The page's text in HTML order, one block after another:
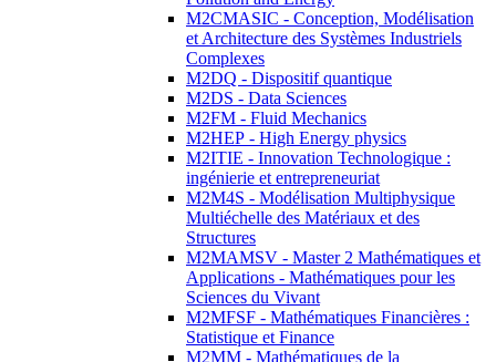
M2CMASIC - Conception, Modélisation
et Architecture des Systèmes Industriels
Complexes
M2DQ - Dispositif quantique
M2DS - Data Sciences
M2FM - Fluid Mechanics
M2HEP - High Energy physics
M2ITIE - Innovation Technologique :
ingénierie et entrepreneuriat
M2M4S - Modélisation Multiphysique
Multiéchelle des Matériaux et des
Structures
M2MAMSV - Master 2 Mathématiques et
Applications - Mathématiques pour les
Sciences du Vivant
M2MFSF - Mathématiques Financières :
Statistique et Finance
M2MM - Mathématiques de la